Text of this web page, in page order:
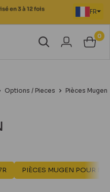
en 3 à 12 fois FR
0
Options / Pieces Pièces Mugen
PIÈCES MUGEN POUR